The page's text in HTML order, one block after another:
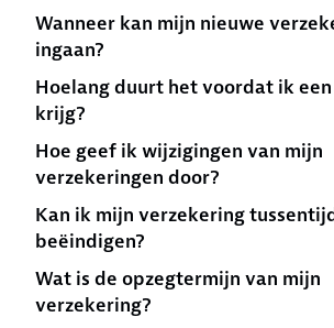
Wanneer kan mijn nieuwe
ingaan?
Hoelang duurt het voordat ik
krijg?
Hoe geef ik wijzigingen van mijn
verzekeringen door?
Kan ik mijn verzekering
beëindigen?
Wat is de opzegtermijn van mijn
verzekering?